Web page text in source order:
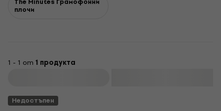
плочи
1 - 1 от 1 продукта
Недостъпен